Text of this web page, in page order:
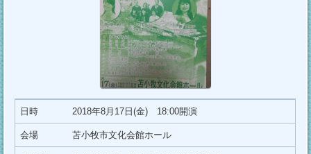
日時 2018年8月17日(金) 18:00開演
会場 苫小牧市文化会館ホール